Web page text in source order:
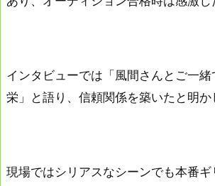
インタビューでは「風間さんとご一
栄」と語り、信頼関係を築いたと明か
現場ではシリアスなシーンでも本番